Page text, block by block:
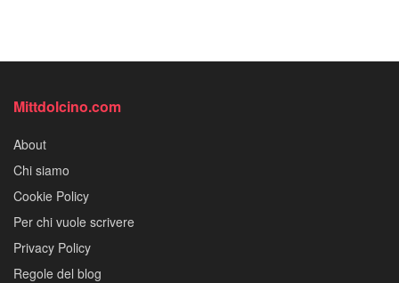
Mittdolcino.com
About
Chi siamo
Cookie Policy
Per chi vuole scrivere
Privacy Policy
Regole del blog